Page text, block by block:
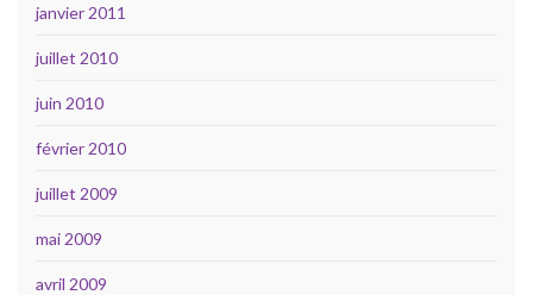
janvier 2011
juillet 2010
juin 2010
février 2010
juillet 2009
mai 2009
avril 2009